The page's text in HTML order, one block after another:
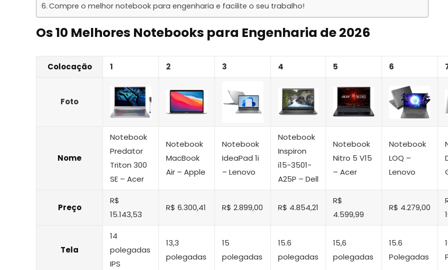
Compre o melhor notebook para engenharia e facilite o seu trabalho!
Os 10 Melhores Notebooks para Engenharia de 2026
Colocação 1 2 3 4 5 6
Foto
Nome
Notebook
Predator
Triton 300
SE – Acer
Notebook
MacBook
Air – Apple
Notebook
IdeaPad 1i
– Lenovo
Notebook
Inspiron
i15-3501-
A25P – Dell
Notebook
Nitro 5 V15
– Acer
Notebook
LOQ –
Lenovo
Preço
R$
15.143,53
R$ 6.300,41 R$ 2.899,00 R$ 4.854,21
R$
4.599,99
R$ 4.279,00
Tela
14
polegadas
IPS
13,3
polegadas
15
polegadas
15.6
polegadas
15,6
polegadas
15.6
Polegadas